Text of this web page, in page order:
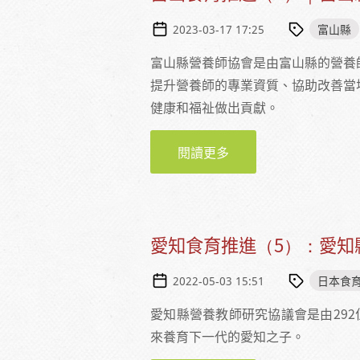
2023-03-17 17:25 富山縣
富山縣營養師協會是由富山縣的營
提升營養師的專業資質、協助改善
健康和福祉做出貢獻。
閱讀更多
愛知食育推進（5）：愛
2022-05-03 15:51 日本食
愛知縣營養教師研究協議會是由
來養育下一代的愛知之子。